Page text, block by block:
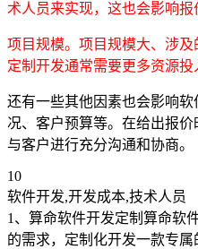
术人员来实现，这也会影响报
项目规模。项目规模大、涉
定制开发通常需要更多资源投
还有一些其他因素也会影响
况、客户预算等。在给出报
与客户进行充分沟通和协商。
10
软件开发,开发成本,技术人员
1、算命软件开发定制算命软
的需求，定制化开发一款专